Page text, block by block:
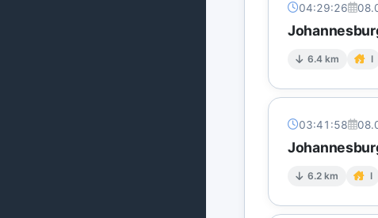
04:29:26
6.4 km I
03:41:58
6.2 km I